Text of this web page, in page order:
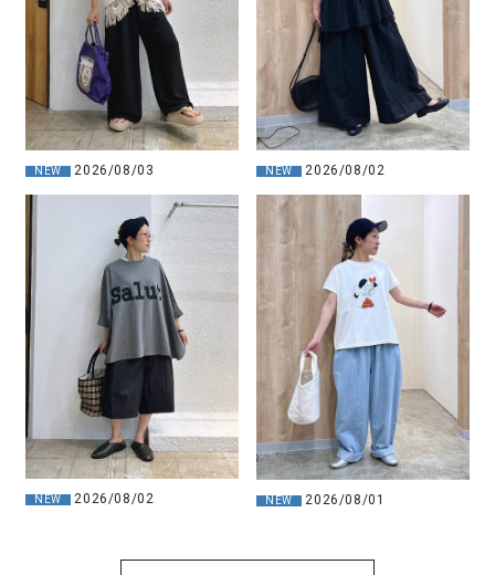
NEW 2026/08/03 NEW 2026/08/02
NEW 2026/08/02 NEW 2026/08/01